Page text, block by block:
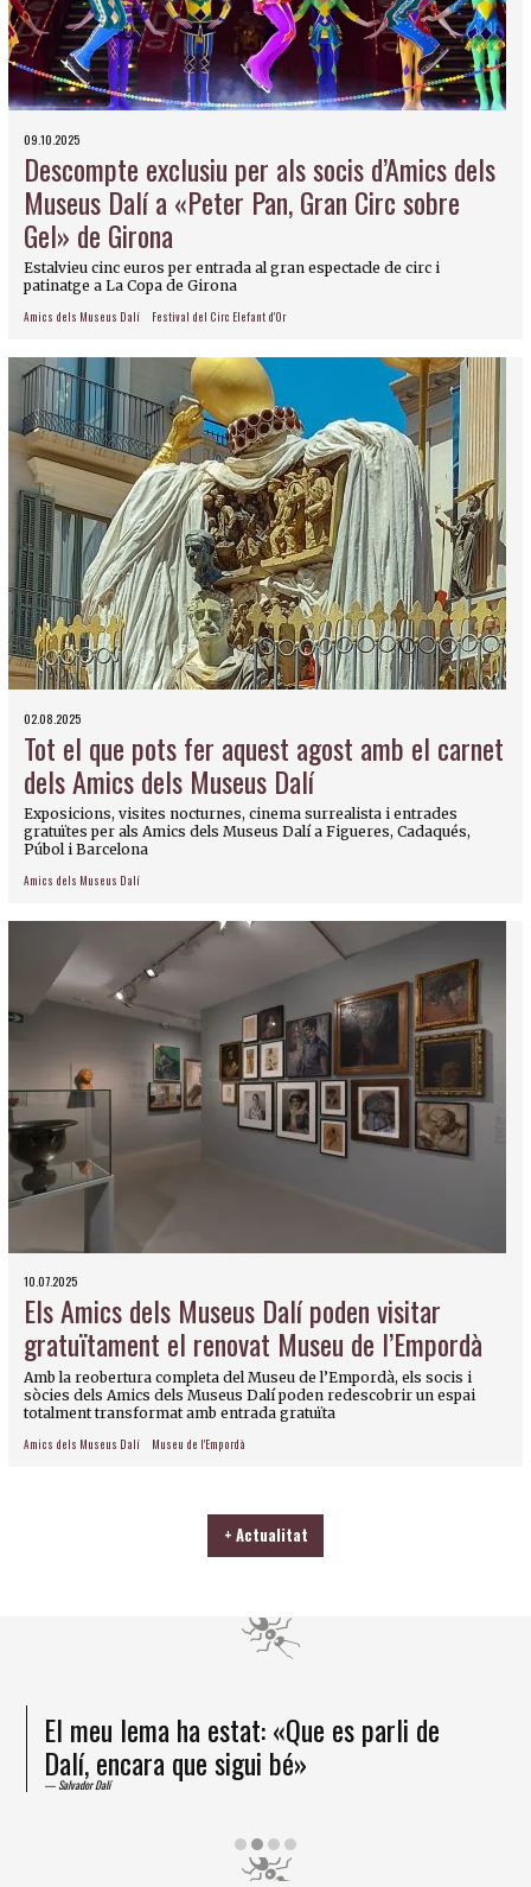
09.10.2025
Descompte exclusiu per als socis d’Amics dels
Museus Dalí a «Peter Pan, Gran Circ sobre
Gel» de Girona
Estalvieu cinc euros per entrada al gran espectacle de circ i
patinatge a La Copa de Girona
Amics dels Museus Dalí Festival del Circ Elefant d'Or
02.08.2025
Tot el que pots fer aquest agost amb el carnet
dels Amics dels Museus Dalí
Exposicions, visites nocturnes, cinema surrealista i entrades
gratuïtes per als Amics dels Museus Dalí a Figueres, Cadaqués,
Púbol i Barcelona
Amics dels Museus Dalí
10.07.2025
Els Amics dels Museus Dalí poden visitar
gratuïtament el renovat Museu de l’Empordà
Amb la reobertura completa del Museu de l’Empordà, els socis i
sòcies dels Amics dels Museus Dalí poden redescobrir un espai
totalment transformat amb entrada gratuïta
Amics dels Museus Dalí Museu de l'Empordà
+ Actualitat
El meu lema ha estat: «Que es parli de
Dalí, encara que sigui bé»
Salvador Dalí